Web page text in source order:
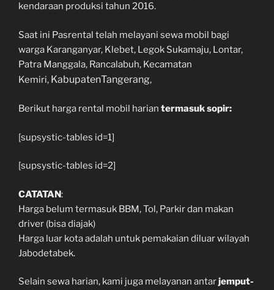
kendaraan produksi tahun 2016.
Saat ini Pasrental telah melayani sewa mobil bagi
warga Karanganyar, Klebet, Legok Sukamaju, Lontar,
Patra Manggala, Rancalabuh, Kecamatan
Kemiri, KabupatenTangerang,
Berikut harga rental mobil harian termasuk sopir:
[supsystic-tables id=1]
[supsystic-tables id=2]
CATATAN:
Harga belum termasuk BBM, Tol, Parkir dan makan
driver (bisa diajak)
Harga luar kota adalah untuk pemakaian diluar wilayah
Jabodetabek.
Selain sewa harian, kami juga melayanan antarjemput-